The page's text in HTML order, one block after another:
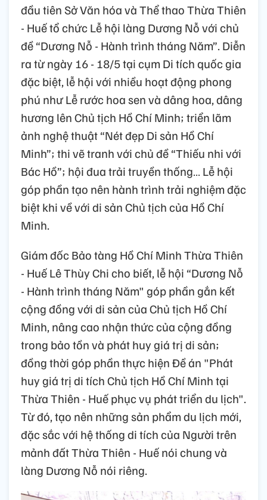
đầu tiên Sở Văn hóa và Thể thao Thừa Thiên
- Huế tổ chức Lễ hội làng Dương Nỗ với chủ
đề “Dương Nỗ - Hành trình tháng Năm”. Diễn
ra từ ngày 16 - 18/5 tại cụm Di tích quốc gia
đặc biệt, lễ hội với nhiều hoạt động phong
phú như Lễ rước hoa sen và dâng hoa, dâng
hương lên Chủ tịch Hồ Chí Minh; triển lãm
ảnh nghệ thuật “Nét đẹp Di sản Hồ Chí
Minh”; thi vẽ tranh với chủ đề “Thiếu nhi với
Bác Hồ”; hội đua trải truyền thống… Lễ hội
góp phần tạo nên hành trình trải nghiệm đặc
biệt khi về với di sản Chủ tịch của Hồ Chí
Minh.
Giám đốc Bảo tàng Hồ Chí Minh Thừa Thiên
- Huế Lê Thùy Chi cho biết, lễ hội “Dương Nỗ
- Hành trình tháng Năm" góp phần gắn kết
cộng đồng với di sản của Chủ tịch Hồ Chí
Minh, nâng cao nhận thức của cộng đồng
trong bảo tồn và phát huy giá trị di sản;
đồng thời góp phần thực hiện Đề án "Phát
huy giá trị di tích Chủ tịch Hồ Chí Minh tại
Thừa Thiên - Huế phục vụ phát triển du lịch".
Từ đó, tạo nên những sản phẩm du lịch mới,
đặc sắc với hệ thống di tích của Người trên
mảnh đất Thừa Thiên - Huế nói chung và
làng Dương Nỗ nói riêng.